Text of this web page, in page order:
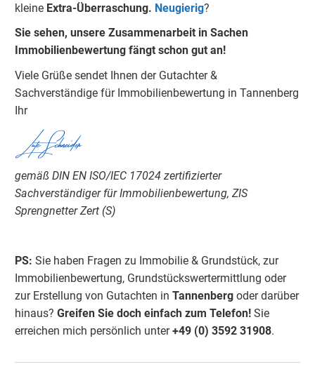
kleine Extra-Überraschung. Neugierig?
Sie sehen, unsere Zusammenarbeit in Sachen
Immobilienbewertung fängt schon gut an!
Viele Grüße sendet Ihnen der Gutachter &
Sachverständige für Immobilienbewertung in Tannenberg
Ihr
Lutz Schneider
gemäß DIN EN ISO/IEC 17024 zertifizierter
Sachverständiger für Immobilienbewertung, ZIS
Sprengnetter Zert (S)
PS: Sie haben Fragen zu Immobilie & Grundstück, zur
Immobilienbewertung, Grundstückswertermittlung oder
zur Erstellung von Gutachten in Tannenberg oder darüber
hinaus? Greifen Sie doch einfach zum Telefon! Sie
erreichen mich persönlich unter+49 (0) 3592 31908.